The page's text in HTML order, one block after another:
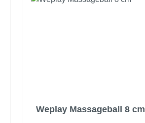
Weplay Massageball 8 cm